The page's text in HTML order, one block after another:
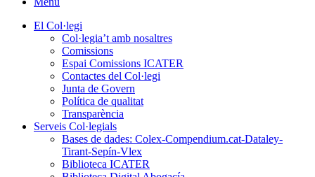
El Col·legi
Col·legia’t amb nosaltres
Comissions
Espai Comissions ICATER
Contactes del Col·legi
Junta de Govern
Política de qualitat
Transparència
Serveis Col·legials
Bases de dades: Colex-Compendium.cat-Dataley-
Tirant-Sepín-Vlex
Biblioteca ICATER